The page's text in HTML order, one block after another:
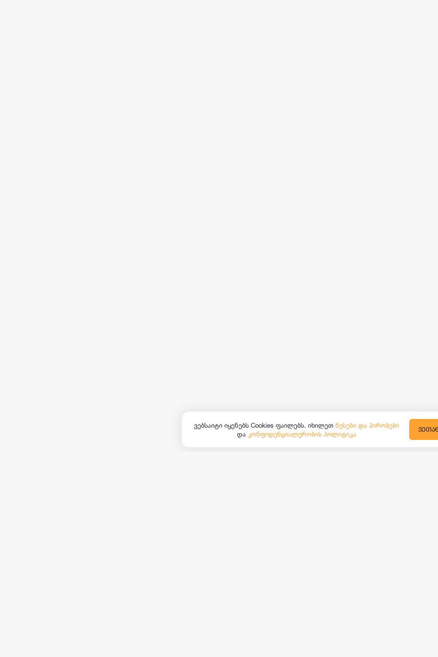
ვებსაიტი იყენებს Cookies ფაილებს. იხილეთ წესები და პირობები
და კონფიდენციალურობის პოლიტიკა